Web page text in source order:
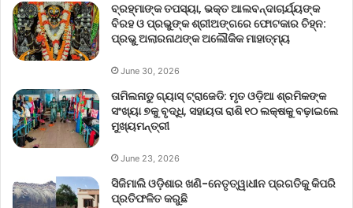
ବ୍ରହ୍ମାଙ୍କ ତପସ୍ୟା, ଭକ୍ତ ଆଲବନ୍ଦାଚାର୍ଯ୍ୟଙ୍କ
ବିରହ ଓ ପ୍ରଭୁଙ୍କ ଶ୍ରୀଅଙ୍ଗରେ ଫୋଟକାର ଚିହ୍ନ:
ପ୍ରଭୁ ଅଲାରନାଥଙ୍କ ଅଲୌକିକ ମାହାତ୍ମ୍ୟ
June 30, 2026
ତାମିଲନାଡୁ ଗ୍ୟାସ୍ ଟ୍ରାଜେଡି: ମୃତ ଓଡ଼ିଆ ଶ୍ରମିକଙ୍କ
ସଂଖ୍ୟା ୭କୁ ବୃଦ୍ଧି, ସହାୟତା ରାଶି ୧୦ ଲକ୍ଷକୁ ବଢ଼ାଇଲେ
ମୁଖ୍ୟମନ୍ତ୍ରୀ
June 23, 2026
ସିଜିମାଲି ଓଡ଼ିଶାର ଖଣି-ନେତୃତ୍ୱାଧୀନ ପ୍ରଗତିକୁ କିପରି
ପ୍ରତିଫଳିତ କରୁଛି